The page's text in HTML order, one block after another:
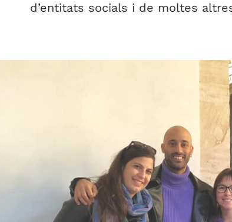
d’entitats socials i de moltes